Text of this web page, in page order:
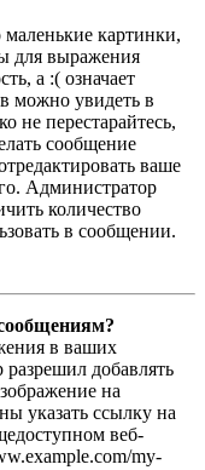
картинки,
для выражения
а :( означает
можно увидеть в
не перестарайтесь,
сообщение
ваше
Администратор
количество
в сообщении.
в ваших
добавлять
на
указать ссылку на
веб-
my-